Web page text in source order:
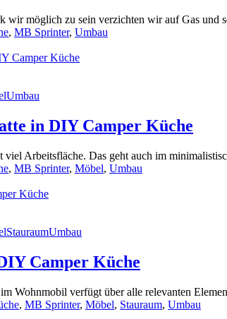
wir möglich zu sein verzichten wir auf Gas und
, MB Sprinter, Umbau
Umbau
in DIY Camper Küche
viel Arbeitsfläche. Das geht auch im
, MB Sprinter, Möbel, Umbau
StauraumUmbau
Camper Küche
Wohnmobil verfügt über alle relevanten
, MB Sprinter, Möbel, Stauraum, Umbau